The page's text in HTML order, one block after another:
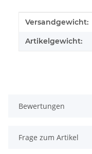
Produkteigenschaft
Wert
Versandgewicht:
Artikelgewicht:
Bewertungen
Frage zum Artikel